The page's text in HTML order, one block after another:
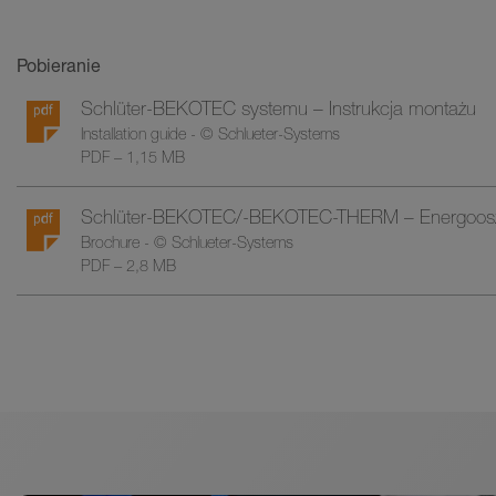
Pobieranie
Schlüter-BEKOTEC systemu – Instrukcja montażu
Installation guide - © Schlueter-Systems
PDF – 1,15 MB
Schlüter-BEKOTEC/-BEKOTEC-THERM –
Brochure - © Schlueter-Systems
PDF – 2,8 MB